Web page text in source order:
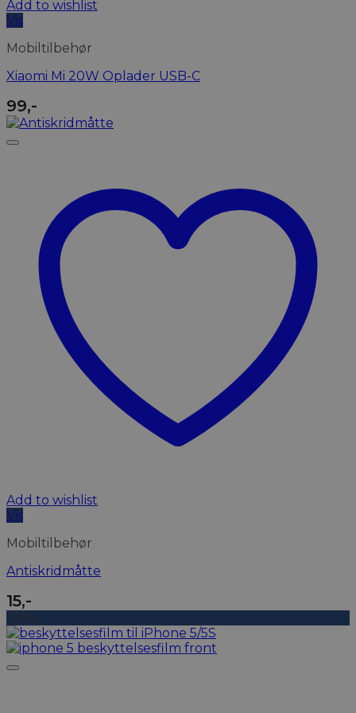
Add to wishlist
Vis
Mobiltilbehør
Xiaomi Mi 20W Oplader USB-C
99,-
Add to wishlist
Vis
Mobiltilbehør
Antiskridmåtte
15,-
-50%